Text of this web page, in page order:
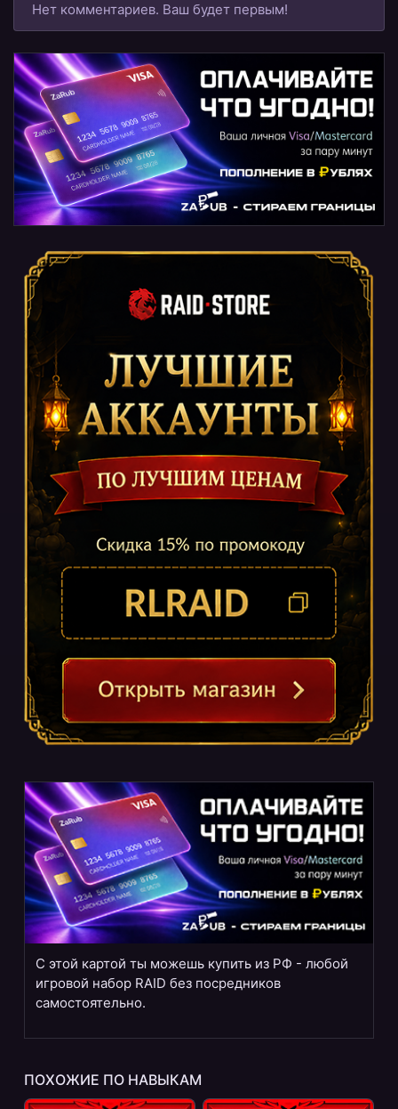
Нет комментариев. Ваш будет первым!
С этой картой ты можешь купить из РФ - любой
игровой набор RAID без посредников
самостоятельно.
ПОХОЖИЕ ПО НАВЫКАМ